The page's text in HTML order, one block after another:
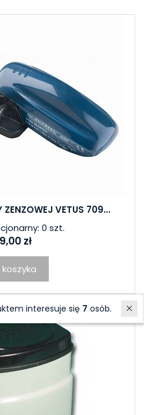
VETUS 709...
0 szt.
zł
koszyka
interesuje się 7 osób.